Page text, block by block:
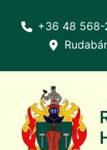
tartalomba
+36 48 568-